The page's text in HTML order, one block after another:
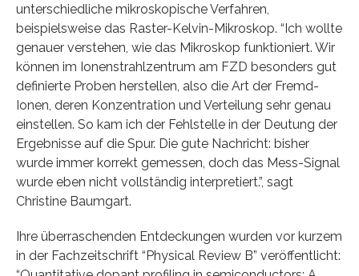
unterschiedliche mikroskopische Verfahren,
beispielsweise das Raster-Kelvin-Mikroskop. “Ich wollte
genauer verstehen, wie das Mikroskop funktioniert. Wir
können im Ionenstrahlzentrum am FZD besonders gut
definierte Proben herstellen, also die Art der Fremd-
Ionen, deren Konzentration und Verteilung sehr genau
einstellen. So kam ich der Fehlstelle in der Deutung der
Ergebnisse auf die Spur. Die gute Nachricht: bisher
wurde immer korrekt gemessen, doch das Mess-Signal
wurde eben nicht vollständig interpretiert.”, sagt
Christine Baumgart.
Ihre überraschenden Entdeckungen wurden vor kurzem
in der Fachzeitschrift “Physical Review B” veröffentlicht: